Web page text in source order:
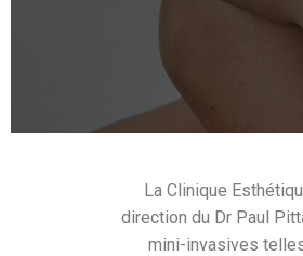
La Clinique
direction du Dr Paul
mini-invasives